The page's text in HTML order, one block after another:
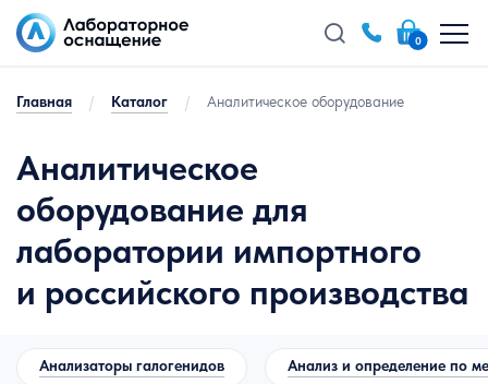
0
Главная / Каталог / Аналитическое оборудование
Аналитическое
оборудование для
лаборатории импортного
и российского производства
Анализаторы галогенидов Анализ и определение по